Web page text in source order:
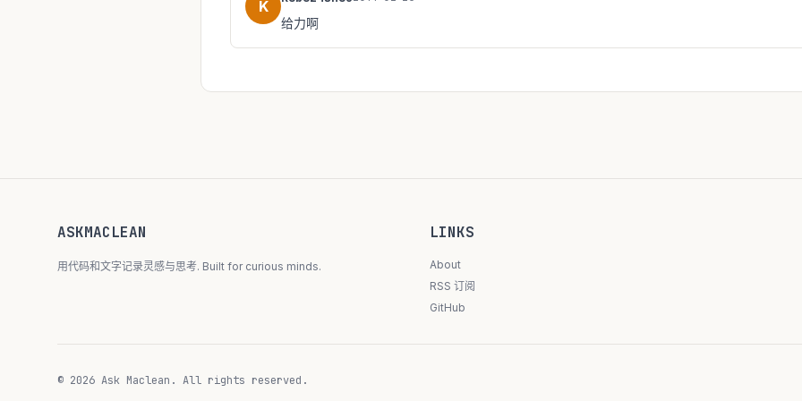
K
给力啊
ASKMACLEAN
用代码和文字记录灵感与思考. Built for curious minds.
LINKS
About
RSS 订阅
GitHub
© 2026 Ask Maclean. All rights reserved.